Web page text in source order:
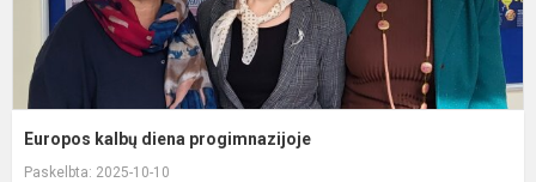
Europos kalbų diena progimnazijoje
Paskelbta: 2025-10-10